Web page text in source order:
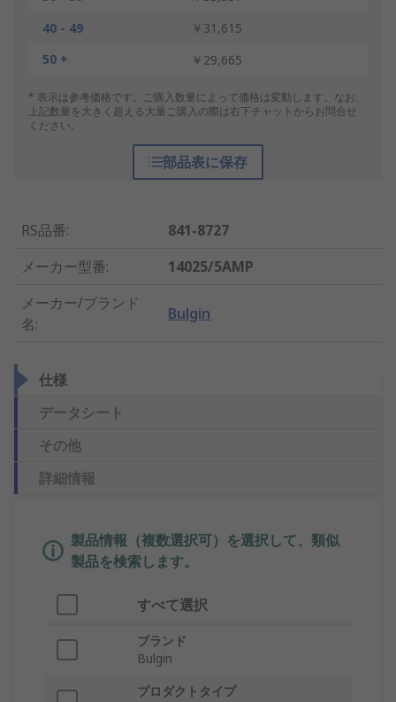
40 - 49
￥31,615
50 +
￥29,665
* 表示は参考価格です。ご購入数量によって価格は変動します。なお、
上記数量を大きく超える大量ご購入の際は右下チャットからお問合せ
ください。
部品表に保存
RS品番:
841-8727
メーカー型番:
14025/5AMP
メーカー/ブランド
名:
Bulgin
仕様
データシート
その他
詳細情報
製品情報（複数選択可）を選択して、類似
製品を検索します。
すべて選択
ブランド
Bulgin
プロダクトタイプ